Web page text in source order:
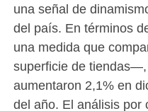
una señal de
del país. En términos
una medida que
superficie de
aumentaron 2,1% en
del año. El análisis por